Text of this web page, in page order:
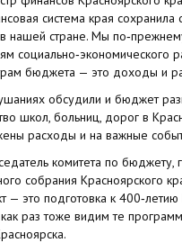
система края сохранила
нашей стране. Мы
социально‑экономического
бюджета — это доходы и
обсудили и бюджет
школ, больниц, дорог в
расходы и на важные
комитета по бюджету,
собрания Красноярского
это подготовка к 400‑летию
раз тоже видим те